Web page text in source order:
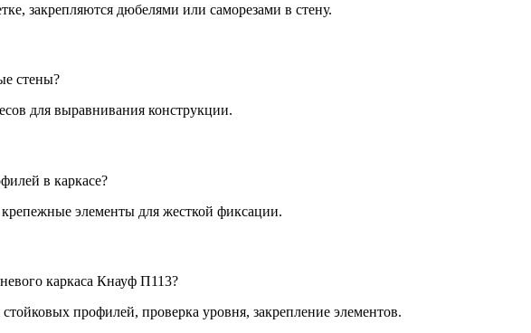
закрепляются дюбелями или саморезами в стену.
стены?
для выравнивания конструкции.
в каркасе?
элементы для жесткой фиксации.
каркаса Кнауф П113?
профилей, проверка уровня, закрепление элементов.